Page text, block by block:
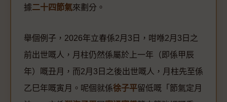
據二十四節氣來劃分。
舉個例子，2026年立春係2月3日，咁喺2月3日之
前出世嘅人，月柱仍然係屬於上一年（即係甲辰
年）嘅丑月，而2月3日之後出世嘅人，月柱先至係
乙巳年嘅寅月。呢個就係徐子平留低嘅「節氣定月